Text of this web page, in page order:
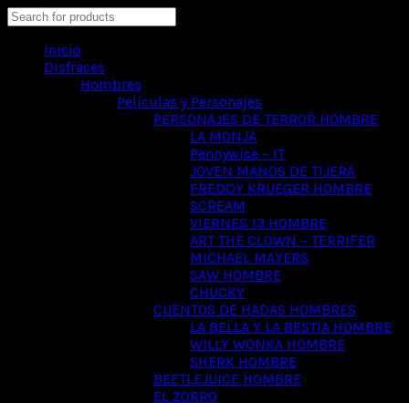
Inicio
Disfraces
Hombres
Películas y Personajes
PERSONAJES DE TERROR HOMBRE
LA MONJA
Pennywise – IT
JOVEN MANOS DE TIJERA
FREDDY KRUEGER HOMBRE
SCREAM
VIERNES 13 HOMBRE
ART THE CLOWN – TERRIFER
MICHAEL MAYERS
SAW HOMBRE
CHUCKY
CUENTOS DE HADAS HOMBRES
LA BELLA Y LA BESTIA HOMBRE
WILLY WONKA HOMBRE
SHERK HOMBRE
BEETLEJUICE HOMBRE
EL ZORRO